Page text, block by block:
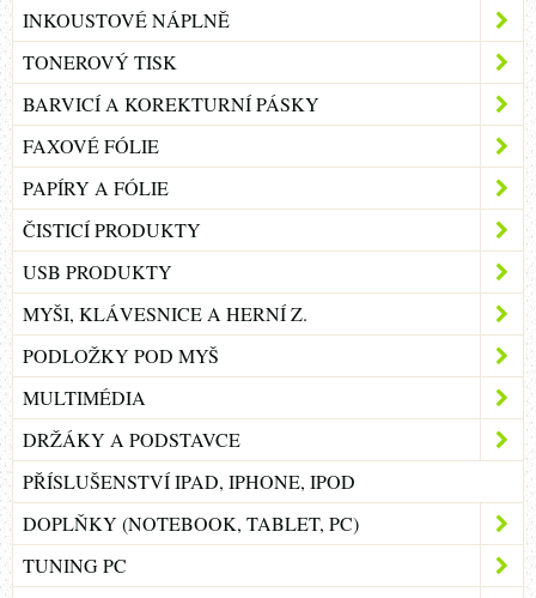
INKOUSTOVÉ NÁPLNĚ
TONEROVÝ TISK
BARVICÍ A KOREKTURNÍ PÁSKY
FAXOVÉ FÓLIE
PAPÍRY A FÓLIE
ČISTICÍ PRODUKTY
USB PRODUKTY
MYŠI, KLÁVESNICE A HERNÍ Z.
PODLOŽKY POD MYŠ
MULTIMÉDIA
DRŽÁKY A PODSTAVCE
PŘÍSLUŠENSTVÍ IPAD, IPHONE, IPOD
DOPLŇKY (NOTEBOOK, TABLET, PC)
TUNING PC